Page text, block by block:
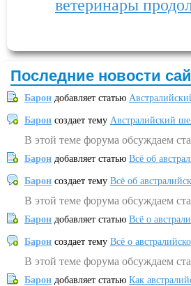
ветеринары
Последние новости
Барон добавляет статью
Барон создает тему Австралийский
В этой теме форума обсуждаем
Барон добавляет статью Всё об
Барон создает тему Всё об
В этой теме форума обсуждаем
Барон добавляет статью Всё о
Барон создает тему Всё о
В этой теме форума обсуждаем
Барон добавляет статью Как